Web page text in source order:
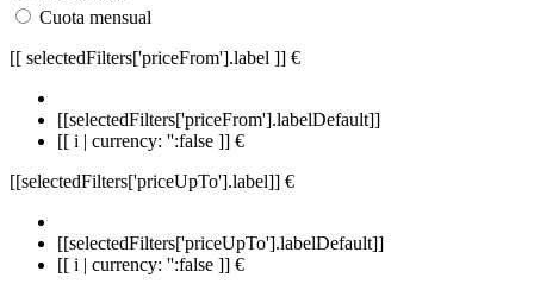
Cuota mensual
[[ selectedFilters['priceFrom'].label ]] €
[[selectedFilters['priceFrom'].labelDefault]]
[[ i | currency: '':false ]] €
[[selectedFilters['priceUpTo'].label]] €
[[selectedFilters['priceUpTo'].labelDefault]]
[[ i | currency: '':false ]] €